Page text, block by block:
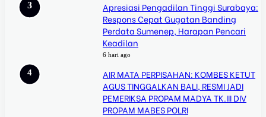
Apresiasi Pengadilan Tinggi Surabaya:
Respons Cepat Gugatan Banding
Perdata Sumenep, Harapan Pencari
Keadilan
6 hari ago
AIR MATA PERPISAHAN: KOMBES KETUT
AGUS TINGGALKAN BALI, RESMI JADI
PEMERIKSA PROPAM MADYA TK.III DIV
PROPAM MABES POLRI